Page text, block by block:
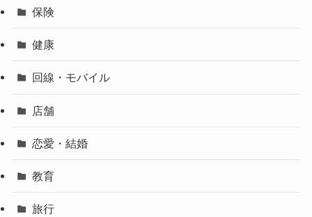
保険
健康
回線・モバイル
店舗
恋愛・結婚
教育
旅行